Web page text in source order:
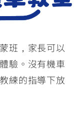
700
XSR
155
125
PW50
50
Z /
JOG
班，家長可以
驗。沒有機車
練的指導下放